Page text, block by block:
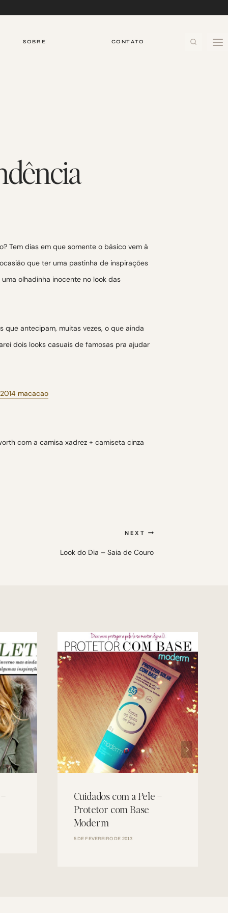
SOBRE CONTATO
Tem dias em que somente o básico vem à
que ter uma pastinha de inspirações
olhadinha inocente no look das
que antecipam, muitas vezes, o que ainda
dois looks casuais de famosas pra ajudar
com a camisa xadrez + camiseta cinza
NEXT
Look do Dia – Saia de Couro
Cuidados com a Pele –
Protetor com Base
Moderm
5 DE FEVEREIRO DE 2013